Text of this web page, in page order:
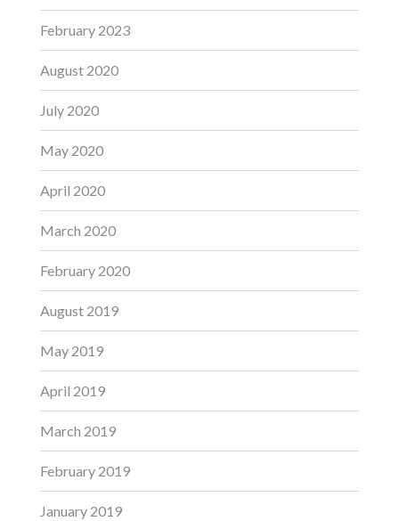
February 2023
August 2020
July 2020
May 2020
April 2020
March 2020
February 2020
August 2019
May 2019
April 2019
March 2019
February 2019
January 2019